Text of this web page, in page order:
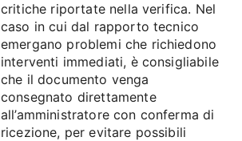
critiche riportate nella verifica. Nel
caso in cui dal rapporto tecnico
emergano problemi che richiedono
interventi immediati, è consigliabile
che il documento venga
consegnato direttamente
all’amministratore con conferma di
ricezione, per evitare possibili